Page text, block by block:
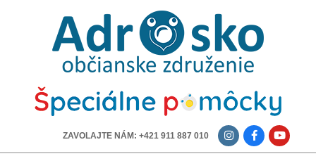
ADROSKO
OBČIANSKE
ZDRUŽENIE
ZAVOLAJTE NÁM: +421 911 887 010